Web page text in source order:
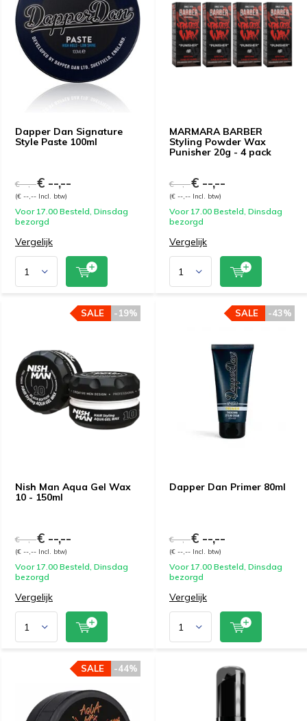
Dapper Dan Signature
Style Paste 100ml
€ --,--€ --,--
(€ --,-- Incl. btw)
Voor 17.00 Besteld, Dinsdag
bezorgd
Vergelijk
MARMARA BARBER
Styling Powder Wax
Punisher 20g - 4 pack
€ --,--€ --,--
(€ --,-- Incl. btw)
Voor 17.00 Besteld, Dinsdag
bezorgd
Vergelijk
Nish Man Aqua Gel Wax
10 - 150ml
-19%
SALE
€ --,--€ --,--
(€ --,-- Incl. btw)
Voor 17.00 Besteld, Dinsdag
bezorgd
Vergelijk
Dapper Dan Primer 80ml
-43%
SALE
€ --,--€ --,--
(€ --,-- Incl. btw)
Voor 17.00 Besteld, Dinsdag
bezorgd
Vergelijk
-44%
SALE